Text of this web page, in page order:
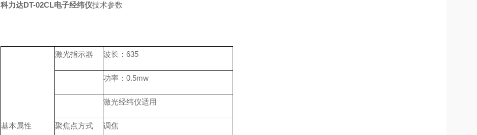
科力达DT-02CL电子经纬仪技术参数
基本属性
激光指示器 波长：635
功率：0.5mw
激光经纬仪适用
聚焦点方式 调焦